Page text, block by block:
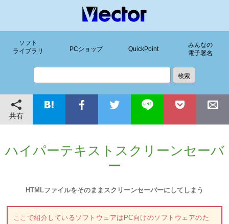
ソフト
ライブラリ
PCショップ QuickPoint
みんなの
電子署名
共有
ハイパーテキストスクリーンセーバ
ー
HTMLファイルをそのままスクリーンセーバーにしてしまう
ここで紹介しているソフトウェアはPC向けのソフトウェアのた